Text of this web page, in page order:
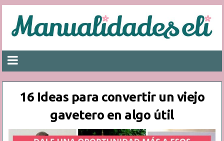
16 Ideas para convertir un viejo
gavetero en algo útil